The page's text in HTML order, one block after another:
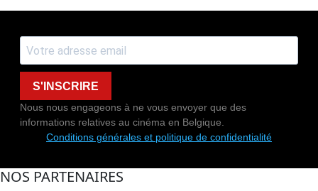
S'INSCRIRE
Nous nous engageons à ne vous envoyer que des
informations relatives au cinéma en Belgique.
Conditions générales et politique de confidentialité
NOS PARTENAIRES